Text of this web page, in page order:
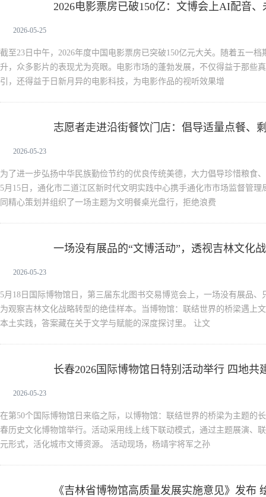
2026电影票房已破150亿：文博会上AI配音
2026-05-25
截至23日中午，2026年度中国电影票房已突破150亿元大关。随着五一
升，众多影片的表现尤为亮眼。电影市场的蓬勃发展，不仅得益于那些
引，还得益于日新月异的电影科技，为电影作品的视听效果增
志愿者走进沿街餐饮门店：倡导适量点餐、
2026-05-23
为了进一步弘扬中华民族勤俭节约的优良传统美德，大力倡导珍惜粮食
5月15日，通化市二道江区新时代文明实践中心携手通化市市场监督管
同精心策划并组织了一场主题为文明餐桌光盘行，拒绝浪费
一场没有展品的“文博活动”，透视吉林文化
2026-05-23
5月18日国际博物馆日，第三届东北图书交易博览会上，一场没有展品
为观察吉林文化战略转型的绝佳样本。当博物馆：联结世界的桥梁遇上
本土实践，答案藏在关于文学与赋能的深度探讨里。 让文
长春2026国际博物馆日特别活动举行 四地共
2026-05-23
在第50个国际博物馆日来临之际，以博物馆：联结世界的桥梁为主题的
春历史文化博物馆举行。活动采用线上线下联动模式，通过主题展演、
元形式，活化城市文博资源。 活动现场，杨靖宇将军之孙
《吉林省博物馆高质量发展实施意见》发布